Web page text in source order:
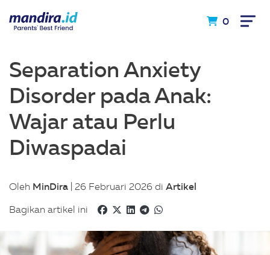
0
Separation Anxiety
Disorder pada Anak:
Wajar atau Perlu
Diwaspadai
Oleh MinDira | 26 Februari 2026 di Artikel
Bagikan artikel ini